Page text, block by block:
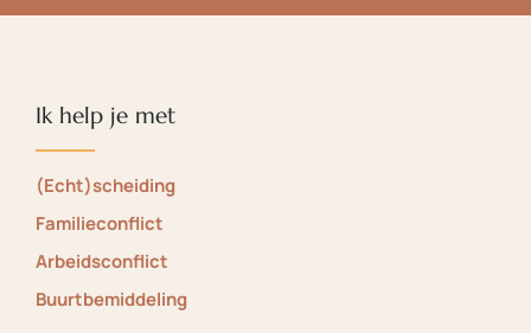
Ik help je met
(Echt)scheiding
Familieconflict
Arbeidsconflict
Buurtbemiddeling